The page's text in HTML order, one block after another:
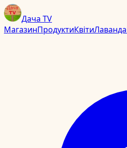
Дача TV
МагазинПродуктиКвітиЛаванда